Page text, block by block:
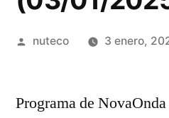
Publicada
nuteco 3 enero,
Programa de